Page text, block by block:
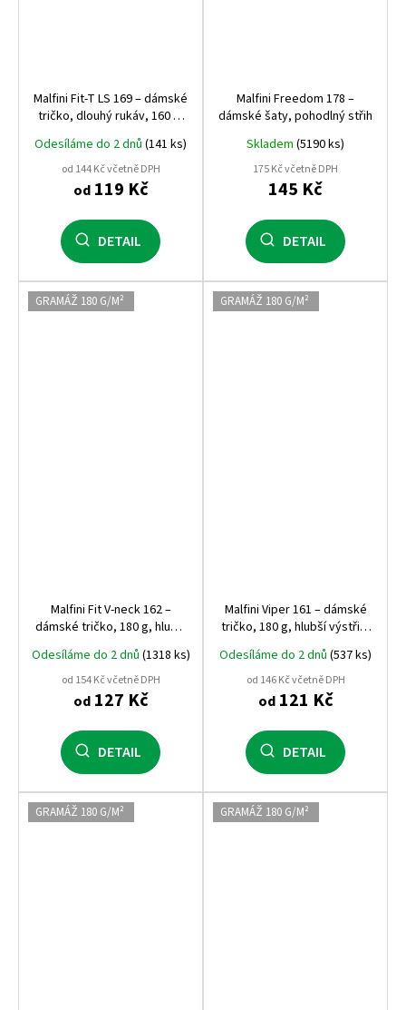
Malfini Fit‑T LS 169 – dámské
tričko, dlouhý rukáv, 160 g,
100% bavlna
Odesíláme do 2 dnů (141 ks)
od 144 Kč včetně DPH
od119 Kč
DETAIL
Malfini Freedom 178 –
dámské šaty, pohodlný střih
Skladem (5190 ks)
175 Kč včetně DPH
145 Kč
DETAIL
GRAMÁŽ 180 G/M²
Malfini Fit V‑neck 162 –
dámské tričko, 180 g, hlubší
úprava
Odesíláme do 2 dnů (1318 ks)
od 154 Kč včetně DPH
od127 Kč
DETAIL
GRAMÁŽ 180 G/M²
Malfini Viper 161 – dámské
tričko, 180 g, hlubší výstřih,
Odesíláme do 2 dnů (537 ks)
od 146 Kč včetně DPH
od121 Kč
DETAIL
GRAMÁŽ 180 G/M² GRAMÁŽ 180 G/M²